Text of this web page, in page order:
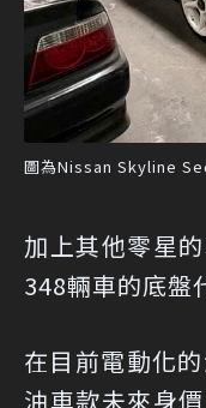
圖為Nissan Skyline
加上其他零星
348輛車的底盤
在目前電動化
油車款未來身